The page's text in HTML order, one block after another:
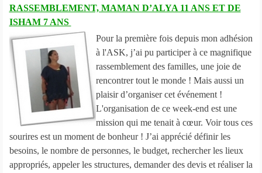
RASSEMBLEMENT, MAMAN D’ALYA 11 ANS ET DE
ISHAM 7 ANS
Pour la première fois depuis mon adhésion
à l'ASK, j’ai pu participer à ce magnifique
rassemblement des familles, une joie de
rencontrer tout le monde ! Mais aussi un
plaisir d’organiser cet événement !
L'organisation de ce week-end est une
mission qui me tenait à cœur. Voir tous ces
sourires est un moment de bonheur ! J’ai apprécié définir les
besoins, le nombre de personnes, le budget, rechercher les lieux
appropriés, appeler les structures, demander des devis et réaliser la